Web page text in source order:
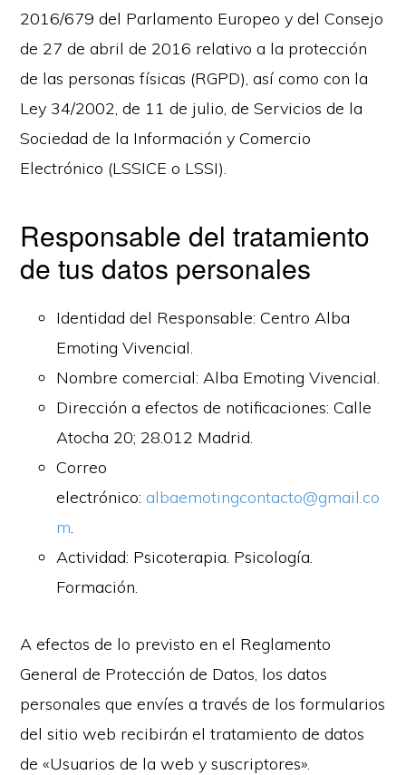
2016/679 del Parlamento Europeo y del Consejo
de 27 de abril de 2016 relativo a la protección
de las personas físicas (RGPD), así como con la
Ley 34/2002, de 11 de julio, de Servicios de la
Sociedad de la Información y Comercio
Electrónico (LSSICE o LSSI).
Responsable del tratamiento
de tus datos personales
Identidad del Responsable: Centro Alba
Emoting Vivencial.
Nombre comercial: Alba Emoting Vivencial.
Dirección a efectos de notificaciones: Calle
Atocha 20; 28.012 Madrid.
Correo
electrónico:albaemotingcontacto@gmail.co
m.
Actividad: Psicoterapia. Psicología.
Formación.
A efectos de lo previsto en el Reglamento
General de Protección de Datos, los datos
personales que envíes a través de los formularios
del sitio web recibirán el tratamiento de datos
de «Usuarios de la web y suscriptores».